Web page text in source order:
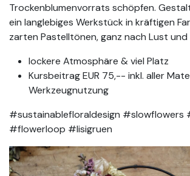
Trockenblumenvorrats schöpfen.
ein langlebiges Werkstück in kräftigen
zarten Pastelltönen, ganz nach Lust und
lockere Atmosphäre & viel Platz
Kursbeitrag EUR 75,-- inkl. aller
Werkzeugnutzung
#sustainablefloraldesign #slowflowers
#flowerloop #lisigruen